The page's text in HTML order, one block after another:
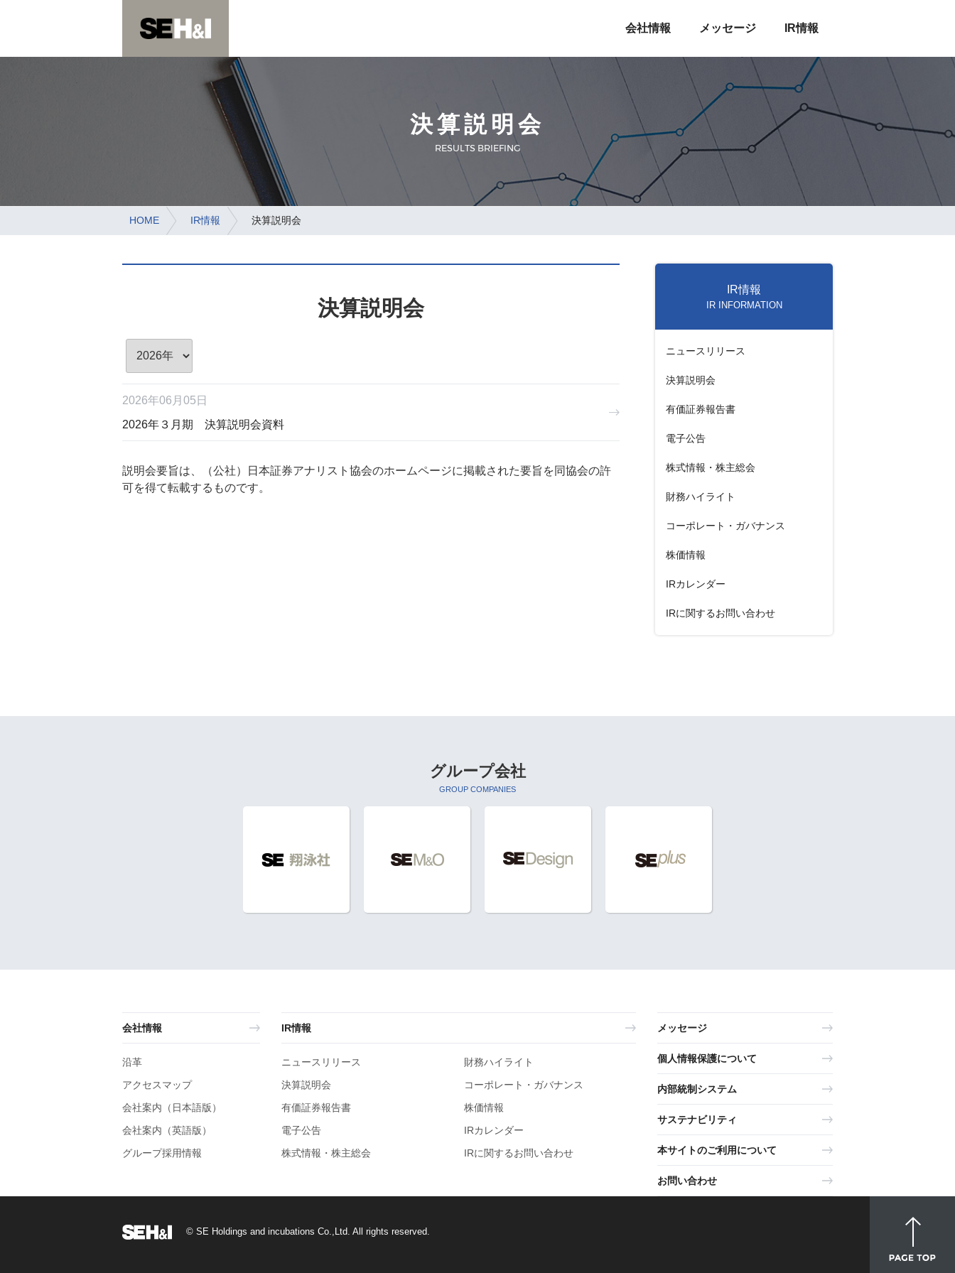
ン
会社情報 メッセージ IR情報
SE HOLDINGS AND INCUBATIONS GROUP
決算説明会
RESULTS BRIEFING
HOME IR情報 決算説明会
決算説明会
2026年06月05日
2026年３月期 決算説明会資料
説明会要旨は、（公社）日本証券アナリスト協会のホームページに掲載された要旨を同協会の許
可を得て転載するものです。
IR情報
IR INFORMATION
ニュースリリース
決算説明会
有価証券報告書
電子公告
株式情報・株主総会
財務ハイライト
コーポレート・ガバナンス
株価情報
IRカレンダー
IRに関するお問い合わせ
グループ会社
GROUP COMPANIES
会社情報
沿革
アクセスマップ
会社案内（日本語版）
会社案内（英語版）
グループ採用情報
IR情報
ニュースリリース
決算説明会
有価証券報告書
電子公告
株式情報・株主総会
財務ハイライト
コーポレート・ガバナンス
株価情報
IRカレンダー
IRに関するお問い合わせ
メッセージ
個人情報保護について
内部統制システム
サステナビリティ
本サイトのご利用について
お問い合わせ
© SE Holdings and incubations Co.,Ltd. All rights reserved.